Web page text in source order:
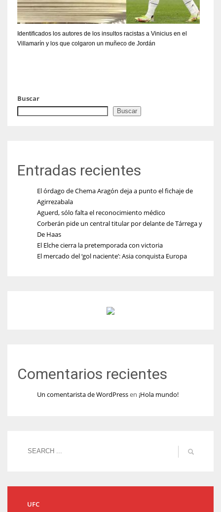
Identificados los autores de los insultos racistas a Vinicius en el
Villamarín y los que colgaron un muñeco de Jordán
Buscar
Buscar
Entradas recientes
El órdago de Chema Aragón deja a punto el fichaje de
Agirrezabala
Aguerd, sólo falta el reconocimiento médico
Corberán pide un central titular por delante de Tárrega y
De Haas
El Elche cierra la pretemporada con victoria
El mercado del ‘gol naciente’: Asia conquista Europa
Comentarios recientes
Un comentarista de WordPressen ¡Hola mundo!
UFC